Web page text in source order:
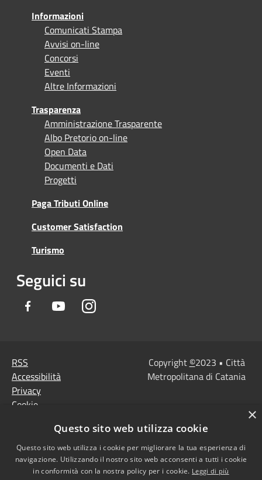
Informazioni
Comunicati Stampa
Avvisi on-line
Concorsi
Eventi
Altre Informazioni
Trasparenza
Amministrazione Trasparente
Albo Pretorio on-line
Open Data
Documenti e Dati
Progetti
Paga Tributi Online
Customer Satisfaction
Turismo
Seguici su
Facebook YoutubeInstagram
RSS
Accessibilità
Privacy
Cookie
Note Legali
Agenzia per l'Italia
digitale
Copyright ©2023 • Città
Metropolitana di Catania
×
Questo sito web utilizza cookie
Questo sito web utilizza i cookie per migliorare la tua esperienza di
navigazione. Utilizzando il nostro sito web acconsenti a tutti i cookie
in conformità con la nostra policy per i cookie. Leggi di più